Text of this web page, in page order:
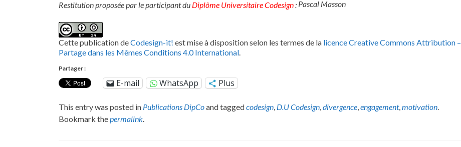
Restitution proposée par le participant du Diplôme Universitaire Codesign: Pascal Masson
Cette publication deCodesign-it! est mise à disposition selon les termes de la licence Creative Commons Attribution –
Partage dans les Mêmes Conditions 4.0 International.
Partager :
E-mail WhatsApp Plus
This entry was posted in Publications DipCoand taggedcodesign, D.U Codesign,divergence,engagement,motivation.
Bookmark thepermalink.